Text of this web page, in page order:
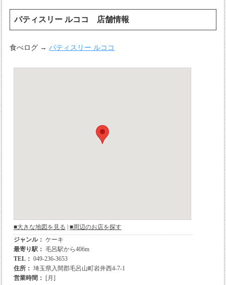
パティスリー ルココ 店舗情報
食べログ →パティスリー ルココ